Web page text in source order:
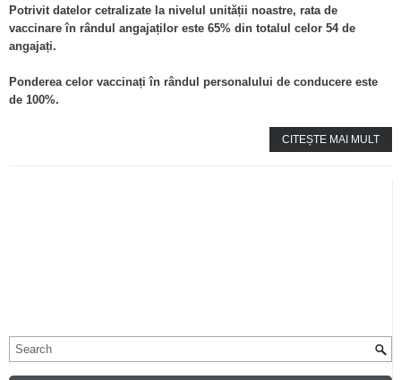
Potrivit datelor cetralizate la nivelul unității noastre, rata de
vaccinare în rândul angajaților este 65% din totalul celor 54 de
angajați.
Ponderea celor vaccinați în rândul personalului de conducere este
de 100%.
CITEȘTE MAI MULT